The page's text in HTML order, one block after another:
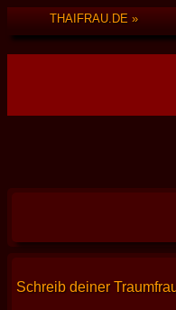
THAIFRAU.DE
Schreib deiner